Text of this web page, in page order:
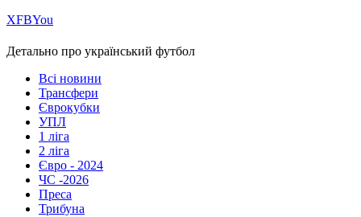
ХFBYou
Детально про український футбол
Всі новини
Трансфери
Єврокубки
УПЛ
1 ліга
2 ліга
Євро - 2024
ЧС -2026
Преса
Трибуна